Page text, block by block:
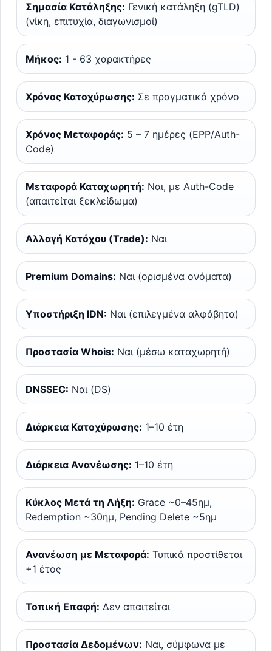
Σημασία Κατάληξης: Γενική κατάληξη (gTLD)
(νίκη, επιτυχία, διαγωνισμοί)
Μήκος: 1 - 63 χαρακτήρες
Χρόνος Κατοχύρωσης: Σε πραγματικό χρόνο
Χρόνος Μεταφοράς: 5 – 7 ημέρες (EPP/Auth-
Code)
Μεταφορά Καταχωρητή: Ναι, με Auth-Code
(απαιτείται ξεκλείδωμα)
Αλλαγή Κατόχου (Trade): Ναι
Premium Domains: Ναι (ορισμένα ονόματα)
Υποστήριξη IDN: Ναι (επιλεγμένα αλφάβητα)
Προστασία Whois: Ναι (μέσω καταχωρητή)
DNSSEC: Ναι (DS)
Διάρκεια Κατοχύρωσης: 1–10 έτη
Διάρκεια Ανανέωσης: 1–10 έτη
Κύκλος Μετά τη Λήξη: Grace ~0–45ημ,
Redemption ~30ημ, Pending Delete ~5ημ
Ανανέωση με Μεταφορά: Τυπικά προστίθεται
+1 έτος
Τοπική Επαφή: Δεν απαιτείται
Προστασία Δεδομένων: Ναι, σύμφωνα με